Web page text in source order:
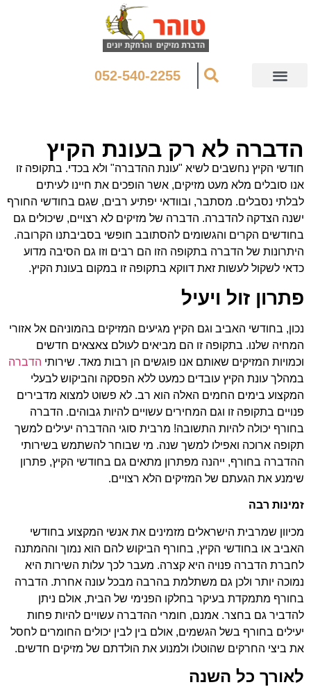
052-540-2255
הדברה לא רק בעונת הקיץ
חודשי הקיץ נחשבים לשיא "עונת ההדברה" ולא בכדי. בתקופה זו
אנו סובלים מלא מעט מזיקים, אשר הופכים את חיינו לעיתים
לבלתי נסבלים. מסתבר, ובוודאי יפתיע רבים, שגם בחודשי החורף
ישנה הצדקה להדברה. הדברה של מזיקים לא רצויים, שיכולים גם
בחודשים הקרים והגשומים להסתובב חופשי בסביבתנו הקרובה.
היתרונות של הדברה בתקופה הזו הם רבים וזו גם הסיבה מדוע
כדאי לשקול לעשות זאת דווקא בתקופה זו במקום בעונת הקיץ.
פתרון זול ויעיל
נכון, בחודשי האביב וגם הקיץ מגיעים המזיקים בהמוניהם אל אזורי
המחיה שלנו. בתקופה זו הם מביאים לעולם צאצאים חדשים
וכמויות המזיקים שאותם אנו פוגשים הן רבות מאד. שירותי הדברה
במהלך עונת הקיץ עובדים כמעט ללא הפסקה והביקוש לבעלי
המקצוע בימים החמים האלה הוא רב. לא פשוט למצוא מדבירים
פנויים בתקופה זו וגם המחירים עשויים להיות גבוהים. הדברה
בחורף יכולה להיות התשובה! מרבית סוגי ההדברה יעילים למשך
תקופה ארוכה ואפילו למשך שנה. מי שבוחר להשתמש בשירותי
ההדברה בחורף, ייהנה מפתרון מתאים גם בחודשי הקיץ, פתרון
שימנע את הגעתם של המזיקים הלא רצויים.
זמינות רבה
מכיוון שמרבית הישראלים מזמינים את אנשי המקצוע בחודשי
האביב או בחודשי הקיץ, בחורף הביקוש להם הוא נמוך וההמתנה
לחברת הדברה פנויה היא קצרה. מעבר לכך עלות השירות היא
נמוכה יותר ולכן גם משתלמת בהרבה מבכל עונה אחרת. הדברה
בחורף מתמקדת בעיקר בחלקו הפנימי של הבית, אולם ניתן
להדביר גם בחצר. אמנם, חומרי ההדברה עשויים להיות פחות
יעילים בחורף בשל הגשמים, אולם בין לבין יכולים החומרים לחסל
את ביצי החרקים שהוטלו ולמנוע את הולדתם של מזיקים חדשים.
לאורך כל השנה